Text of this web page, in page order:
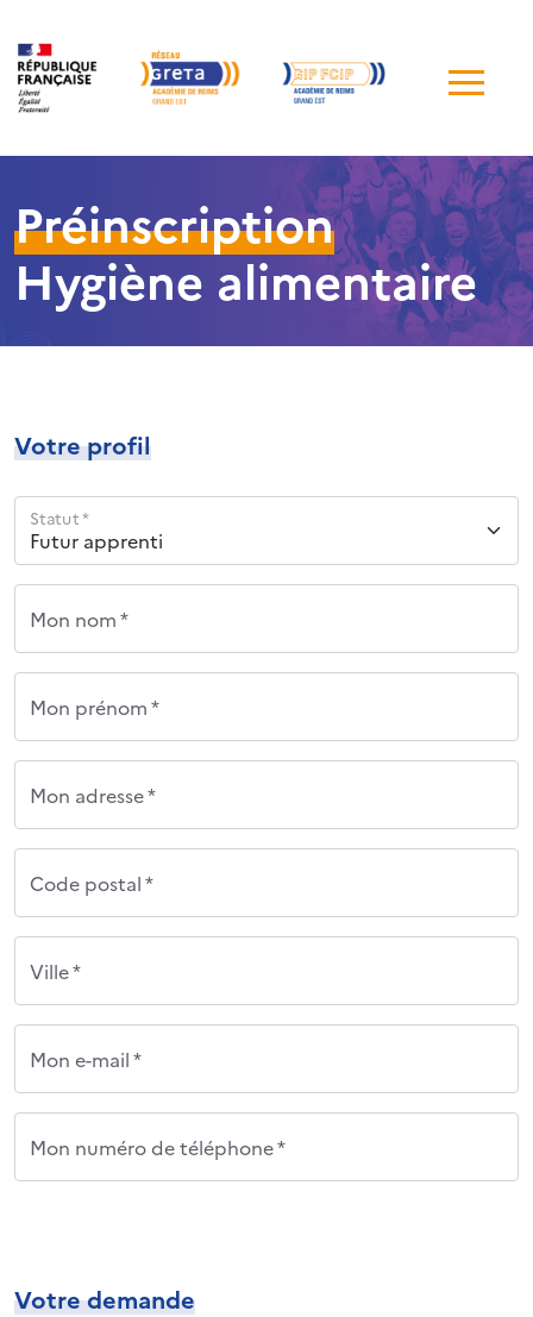
de
Préinscription
Hygiène alimentaire
Votre profil
Statut *
Mon nom *
Mon prénom *
Mon adresse *
Code postal *
Ville *
Mon e-mail *
Mon numéro de téléphone *
Votre demande